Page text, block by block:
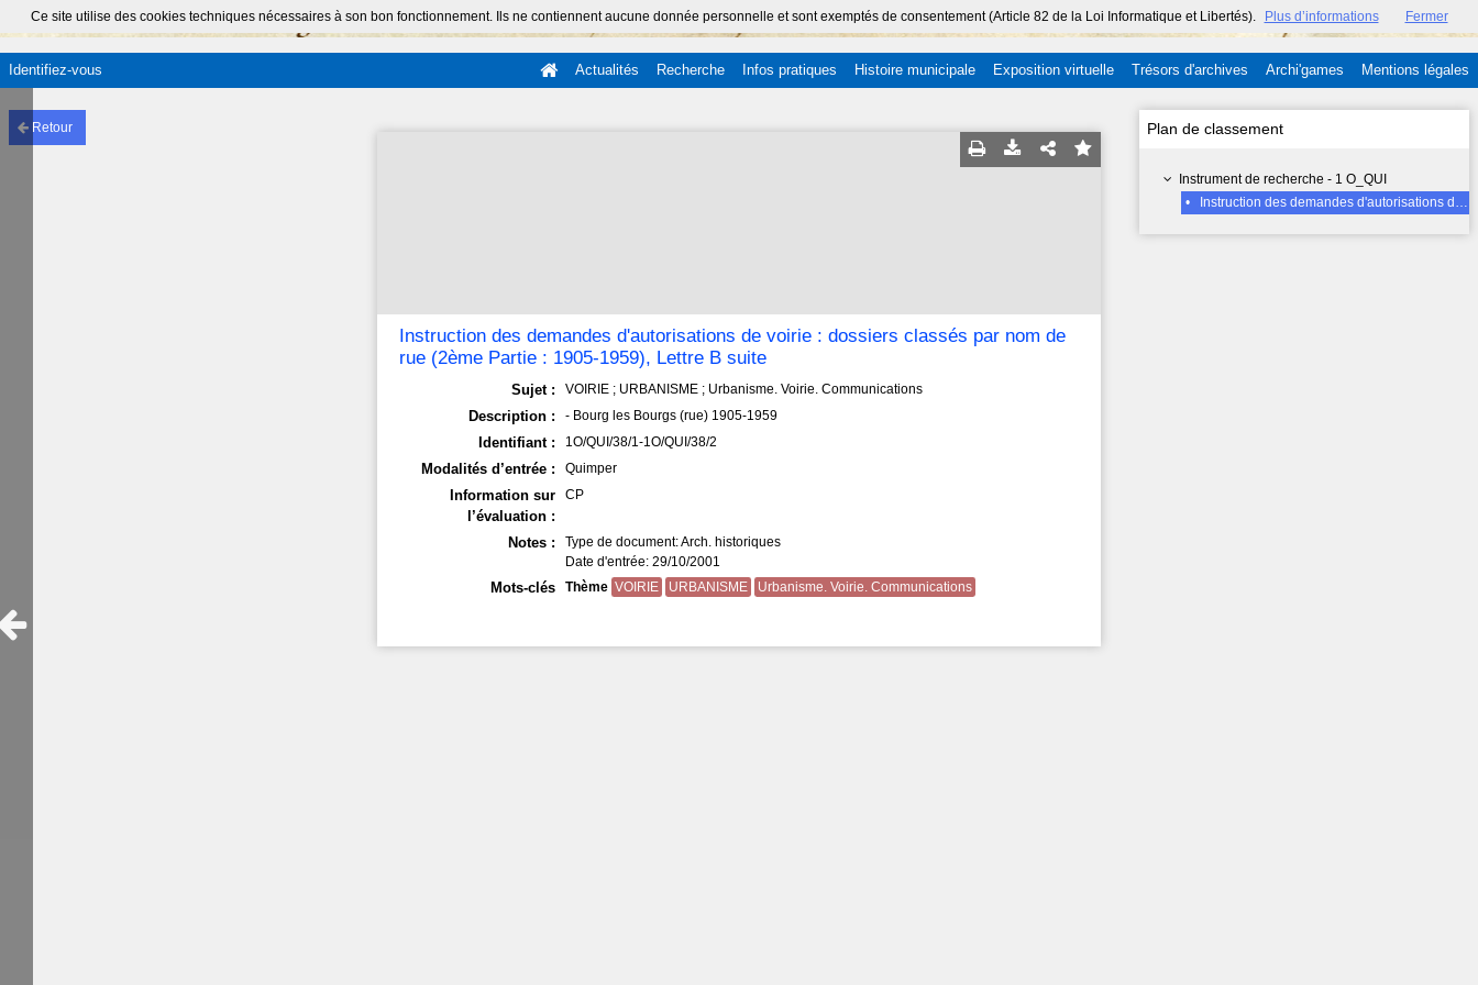
Ce site utilise des cookies techniques nécessaires à son bon fonctionnement. Ils ne contiennent aucune donnée personnelle et sont exemptés de consentement (Article 82 de la Loi Informatique et Libertés). Plus d’informations Fermer
Identifiez-vous Actualités Recherche Infos pratiques Histoire municipale Exposition virtuelle Trésors d'archives Archi'games Mentions légales
Retour Plan de classement
Instrument de recherche - 1 O_QUI
•
Instruction des demandes d'autorisations de voirie : dossiers classés par nom de rue (2ème Partie : 1905-1959), Lettre B suite
Instruction des demandes d'autorisations de voirie : dossiers classés par nom de
rue (2ème Partie : 1905-1959), Lettre B suite
Sujet : VOIRIE ; URBANISME ; Urbanisme. Voirie. Communications
Description : - Bourg les Bourgs (rue) 1905-1959
Identifiant : 1O/QUI/38/1-1O/QUI/38/2
Modalités d’entrée : Quimper
Information sur
l’évaluation :
CP
Notes :
Type de document: Arch. historiques
Date d'entrée: 29/10/2001
Mots-clés Thème VOIRIE URBANISME Urbanisme. Voirie. Communications